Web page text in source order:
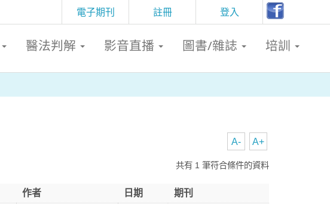
註冊 登入
電子期刊
醫法判解 影音直播 圖書/雜誌 培訓
A+
A-
共有 1 筆符合條件的資料
作者 日期 期刊